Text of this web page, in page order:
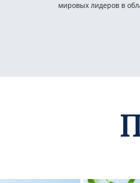
мировых лидеров в